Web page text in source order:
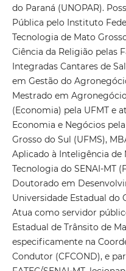
do Paraná (UNOPAR).
Pública pelo Instituto
Tecnologia de Mato
Ciência da Religião pelas
Integradas Cantares de
em Gestão do
Mestrado em
(Economia) pela UFMT e
Economia e Negócios
Grosso do Sul (UFMS),
Aplicado à Inteligência de
Tecnologia do SENAI-MT
Doutorado em
Universidade Estadual do
Atua como servidor
Estadual de Trânsito de
especificamente na
Condutor (CFCOND), e